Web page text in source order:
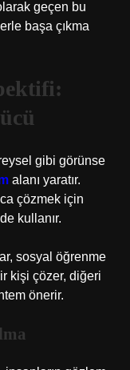
geçen bu
başa çıkma
gibi görünse
alanı yaratır.
çözmek için
kullanır.
sosyal öğrenme
kişi çözer, diğeri
önerir.